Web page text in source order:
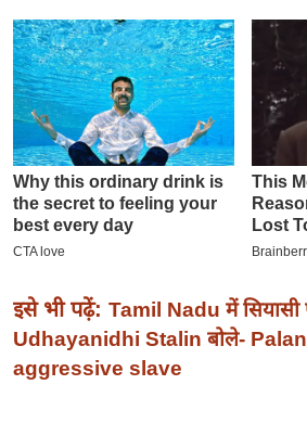
इ
म
ई
-
पे
प
र
मि
सा
ल
बे
मि
इसे भी पढ़ें: Tamil Nadu में सियासी
Udhayanidhi Stalin बोले-
aggressive slave